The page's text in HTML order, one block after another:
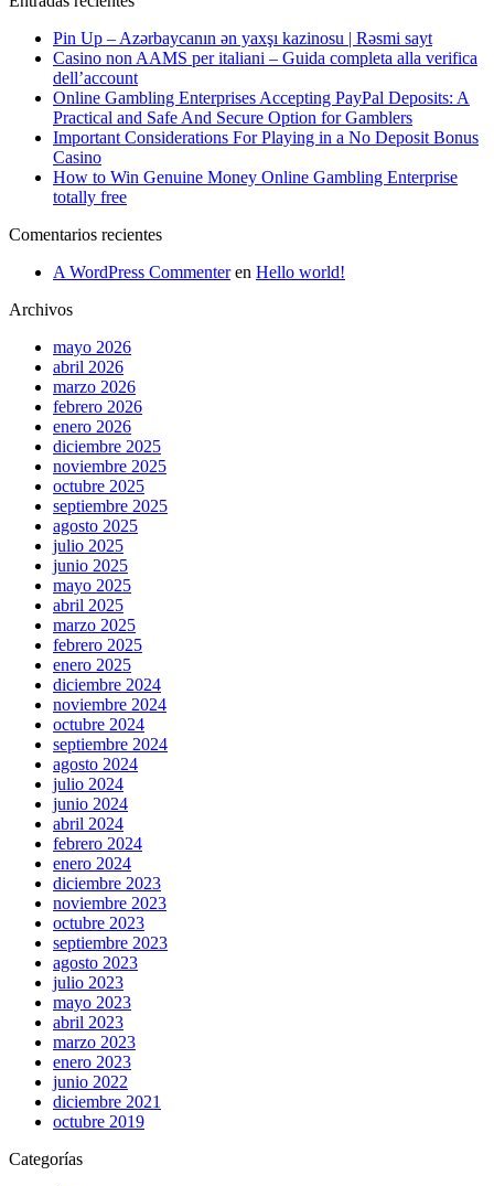
Pin Up – Azərbaycanın ən yaxşı kazinosu | Rəsmi sayt
Casino non AAMS per italiani – Guida completa alla verifica
dell’account
Online Gambling Enterprises Accepting PayPal Deposits: A
Practical and Safe And Secure Option for Gamblers
Important Considerations For Playing in a No Deposit Bonus
Casino
How to Win Genuine Money Online Gambling Enterprise
totally free
Comentarios recientes
A WordPress Commenteren Hello world!
Archivos
mayo 2026
abril 2026
marzo 2026
febrero 2026
enero 2026
diciembre 2025
noviembre 2025
octubre 2025
septiembre 2025
agosto 2025
julio 2025
junio 2025
mayo 2025
abril 2025
marzo 2025
febrero 2025
enero 2025
diciembre 2024
noviembre 2024
octubre 2024
septiembre 2024
agosto 2024
julio 2024
junio 2024
abril 2024
febrero 2024
enero 2024
diciembre 2023
noviembre 2023
octubre 2023
septiembre 2023
agosto 2023
julio 2023
mayo 2023
abril 2023
marzo 2023
enero 2023
junio 2022
diciembre 2021
octubre 2019
Categorías